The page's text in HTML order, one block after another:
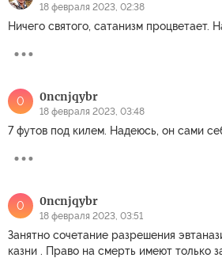
18 февраля 2023, 02:38
Ничего святого, сатанизм процветает.
0 0ncnjqybr
18 февраля 2023, 03:48
7 футов под килем. Надеюсь, он сами
0 0ncnjqybr
18 февраля 2023, 03:51
Занятно сочетание разрешения
казни . Право на смерть имеют только